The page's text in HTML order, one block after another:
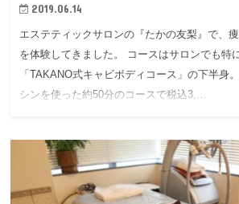
2019.06.14
エステティックサロンの『たかの友梨』で、
を体験してきました。 コースはサロンでも特
「TAKANO式キャビボディコース」の下半身
シンを使った約50分のコースで税込3,…